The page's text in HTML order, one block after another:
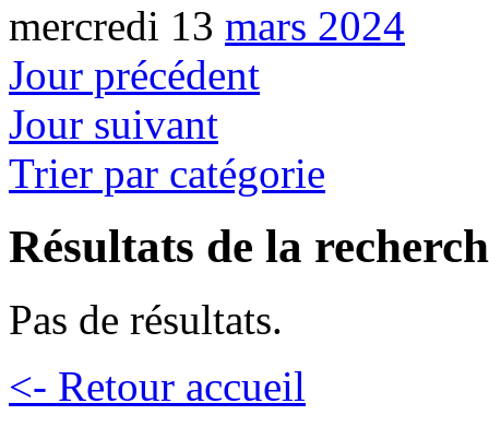
mercredi 13 mars 2024
Jour précédent
Jour suivant
Trier par catégorie
Résultats de la
Pas de résultats.
<- Retour accueil